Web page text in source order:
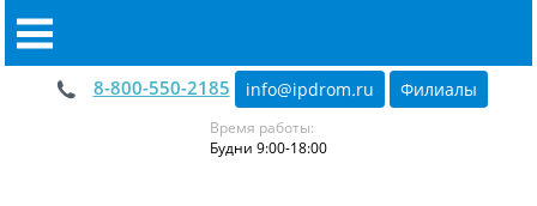
8-800-550-2185 info@ipdrom.ru Филиалы
Время работы:
Будни 9:00-18:00